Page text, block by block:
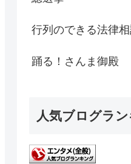
行列のできる法律
踊る！さんま御殿
人気ブログラ